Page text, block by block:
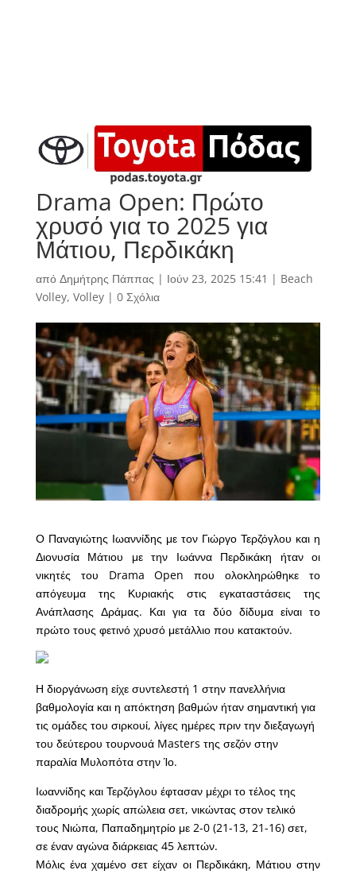
Drama Open: Πρώτο
χρυσό για το 2025 για
Μάτιου, Περδικάκη
από Δημήτρης Πάππας | Ιούν 23, 2025 15:41 | Beach
Volley, Volley| 0 Σχόλια
Ο Παναγιώτης Ιωαννίδης με τον Γιώργο Τερζόγλου και η
Διονυσία Μάτιου με την Ιωάννα Περδικάκη ήταν οι
νικητές του Drama Open που ολοκληρώθηκε το
απόγευμα της Κυριακής στις εγκαταστάσεις της
Ανάπλασης Δράμας. Και για τα δύο δίδυμα είναι το
πρώτο τους φετινό χρυσό μετάλλιο που κατακτούν.
Η διοργάνωση είχε συντελεστή 1 στην πανελλήνια
βαθμολογία και η απόκτηση βαθμών ήταν σημαντική για
τις ομάδες του σιρκουί, λίγες ημέρες πριν την διεξαγωγή
του δεύτερου τουρνουά Masters της σεζόν στην
παραλία Μυλοπότα στην Ίο.
Ιωαννίδης και Τερζόγλου έφτασαν μέχρι το τέλος της
διαδρομής χωρίς απώλεια σετ, νικώντας στον τελικό
τους Νιώπα, Παπαδημητρίο με 2-0 (21-13, 21-16) σετ,
σε έναν αγώνα διάρκειας 45 λεπτών.
Μόλις ένα χαμένο σετ είχαν οι Περδικάκη, Μάτιου στην